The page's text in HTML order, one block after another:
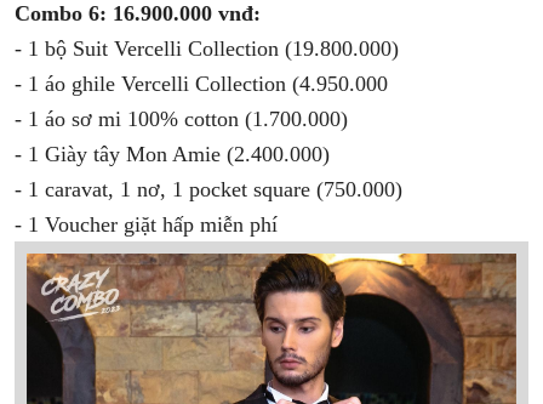
Combo 6: 16.900.000 vnđ:
- 1 bộ Suit Vercelli Collection (19.800.000)
- 1 áo ghile Vercelli Collection (4.950.000
- 1 áo sơ mi 100% cotton (1.700.000)
- 1 Giày tây Mon Amie (2.400.000)
- 1 caravat, 1 nơ, 1 pocket square (750.000)
- 1 Voucher giặt hấp miễn phí